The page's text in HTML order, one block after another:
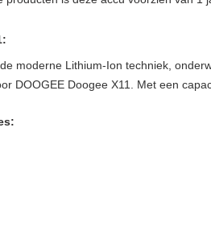
moderne Lithium-Ion techniek,
DOOGEE Doogee X11. Met een